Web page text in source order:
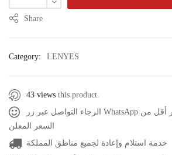
Share
Category: LENYES
43 views this product.
الرجاء التواصل عبر زر WhatsApp في حال أن وجدت سعر أقل من
السعر المعلن
خدمة استلام وإعادة لجميع مناطق المملكة